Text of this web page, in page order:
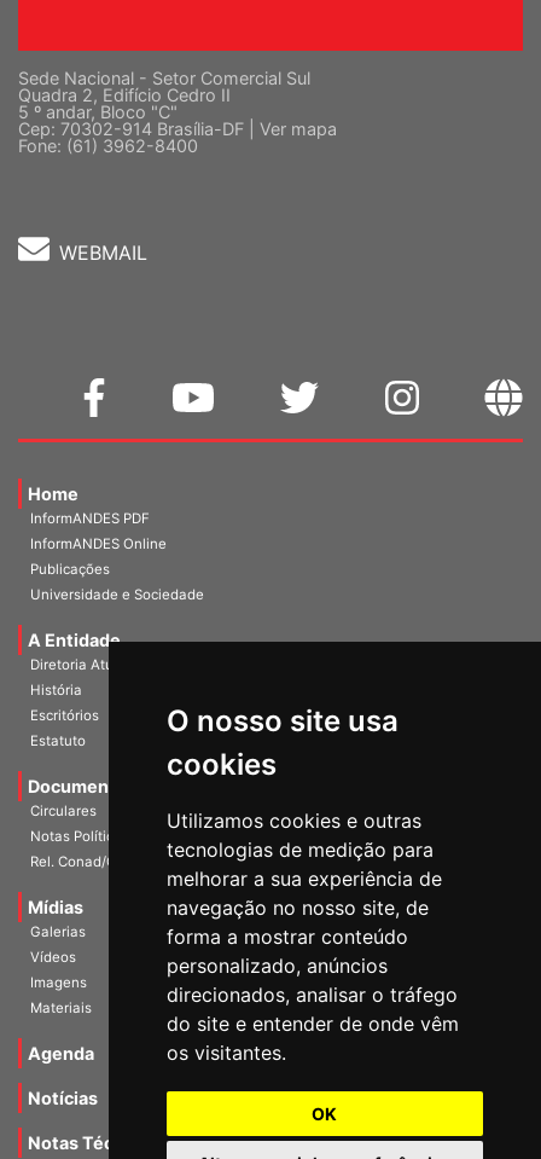
O nosso site usa
cookies
Utilizamos cookies e outras
tecnologias de medição para
melhorar a sua experiência de
navegação no nosso site, de
forma a mostrar conteúdo
personalizado, anúncios
direcionados, analisar o tráfego
do site e entender de onde vêm
os visitantes.
OK
Sede Nacional - Setor Comercial Sul
Quadra 2, Edifício Cedro II
5 º andar, Bloco "C"
Cep: 70302-914 Brasília-DF | Ver mapa
Fone: (61) 3962-8400
WEBMAIL
Home
InformANDES PDF
InformANDES Online
Publicações
Universidade e Sociedade
A Entidade
Diretoria Atual
História
Escritórios
Estatuto
Documentos
Circulares
Notas Políticas
Rel. Conad/Congresso
Mídias
Galerias
Vídeos
Imagens
Materiais
Agenda
Notícias
Notas Técnicas